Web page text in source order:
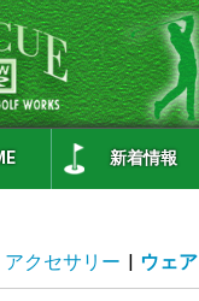
新着情報
アクセサリー | ウェア